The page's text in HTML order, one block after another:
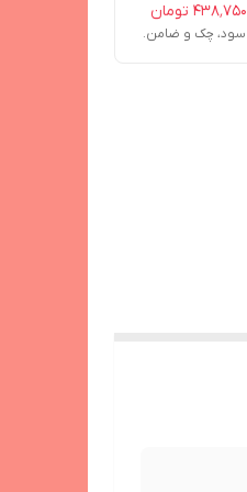
۴۳۸٬۷۵۰ تومان